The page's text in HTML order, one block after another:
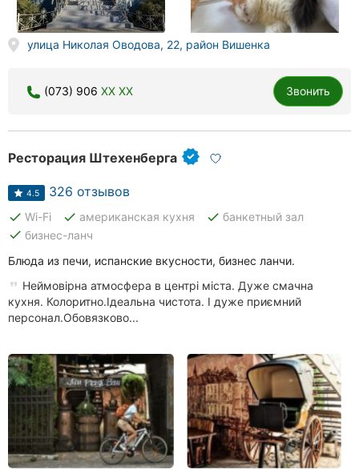
улица Николая Оводова, 22, район Вишенка
(073) 906 XX XX Звонить
Ресторация Штехенберга
4.5 326 отзывов
done Wi-Fi done американская кухня done банкетный зал
done бизнес-ланч
Блюда из печи, испанские вкусности, бизнес ланчи.
Неймовірна атмосфера в центрі міста. Дуже смачна
кухня. Колоритно.Ідеальна чистота. І дуже приємний
персонал.Обовязково...